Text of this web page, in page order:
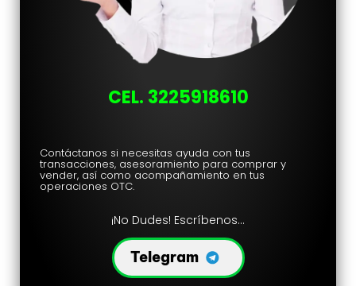
CEL. 3225918610
Contáctanos si necesitas ayuda con tus
transacciones, asesoramiento para comprar y
vender, así como acompañamiento en tus
operaciones OTC.
¡No Dudes! Escríbenos…
Telegram